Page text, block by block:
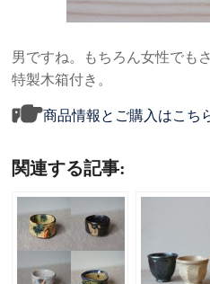
男ですね。もちろん女性でも
特製木箱付き。
商品情報とご購入はこち
関連する記事: